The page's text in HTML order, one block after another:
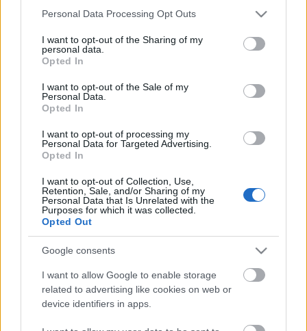
Please note that this website/app uses one or more Google
not limited to your visit or usage behaviour. You may click to
grant or deny consent to Google and its third-party tags to
use your data for below specified purposes in below Google
consent section.
Personal Data Processing Opt Outs
I want to opt-out of the Sharing of my
personal data.
Opted In
I want to opt-out of the Sale of my
Personal Data.
Opted In
I want to opt-out of processing my
Personal Data for Targeted Advertising.
Opted In
I want to opt-out of Collection, Use,
Retention, Sale, and/or Sharing of my
Personal Data that Is Unrelated with the
Purposes for which it was collected.
Opted Out
Google consents
I want to allow Google to enable storage
related to advertising like cookies on web or
device identifiers in apps.
A show szereplői közülFeke Pálés
Vastag Tamás
énekes elmondta, megtisztelő számukra, hogy
Sopronban is részesei lehetnek ennek az előadásnak.
Hangsúlyozták, nagyon jó csapat alakult ki a
színházban, a közönség szeretettel fogadta az első
részt, s ennek szellemében szeretnének most is a
nézőknek sok örömteli percet adni a stáb összes
tagjával együtt. A két előadó tavasszal már egy
másik soproni produkcióban is elkezd próbálni,
úgyanis az Evita című rockoperában kaptak szerepet
Fésűs Nellyvel
lesz, a címszerepet pedigFüredi Nikolett
alakítja.
Forrás: Soproni Petőfi Színház